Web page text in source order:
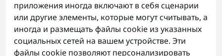
приложения иногда включают в себя сценарии
или другие элементы, которые могут считывать, а
иногда и размещать файлы cookie из указанных
социальных сетей на вашем устройстве. Эти
файлы cookie позволяют персонализировать